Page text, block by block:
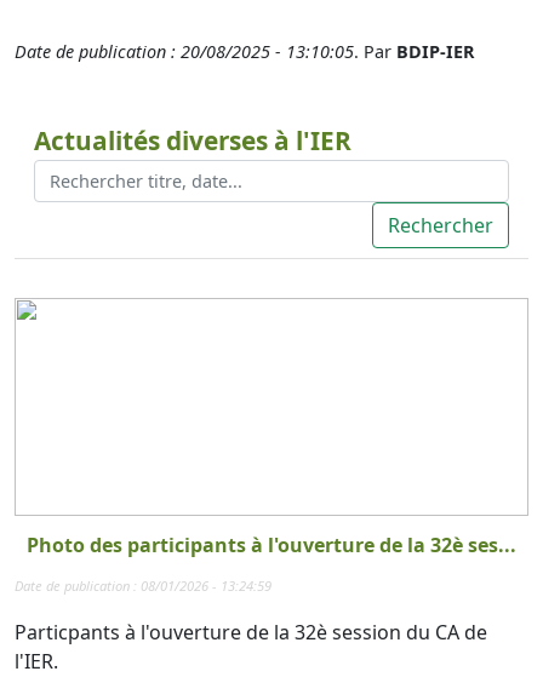
Date de publication : 20/08/2025 - 13:10:05. Par BDIP-IER
Actualités diverses à l'IER
Photo des participants à l'ouverture de la 32è ses...
Date de publication : 08/01/2026 - 13:24:59
Particpants à l'ouverture de la 32è session du CA de
l'IER.